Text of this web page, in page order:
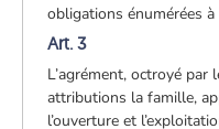
obligations énumérées à
Art. 3
L’agrément, octroyé
attributions la famille,
l’ouverture et